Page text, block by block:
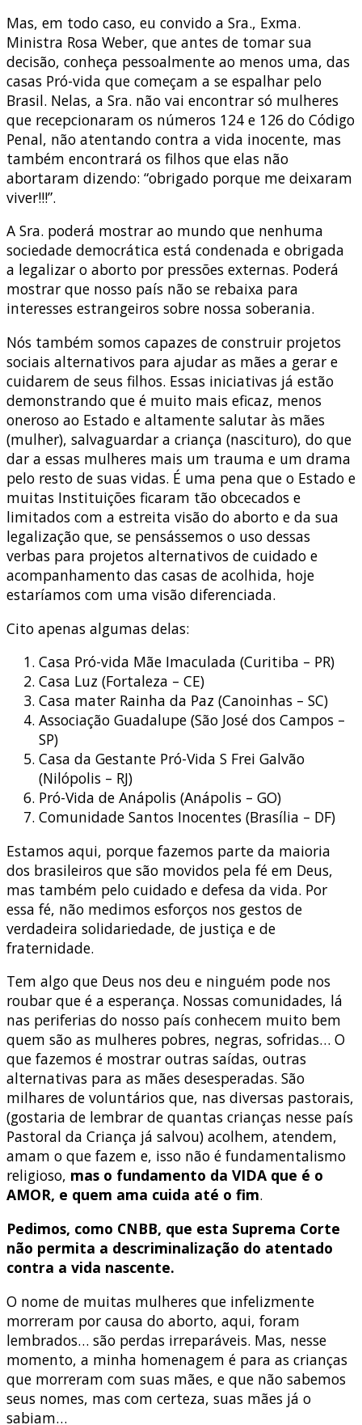
Mas, em todo caso, eu convido a Sra., Exma.
Ministra Rosa Weber, que antes de tomar sua
decisão, conheça pessoalmente ao menos uma, das
casas Pró-vida que começam a se espalhar pelo
Brasil. Nelas, a Sra. não vai encontrar só mulheres
que recepcionaram os números 124 e 126 do Código
Penal, não atentando contra a vida inocente, mas
também encontrará os filhos que elas não
abortaram dizendo: “obrigado porque me deixaram
viver!!!”.
A Sra. poderá mostrar ao mundo que nenhuma
sociedade democrática está condenada e obrigada
a legalizar o aborto por pressões externas. Poderá
mostrar que nosso país não se rebaixa para
interesses estrangeiros sobre nossa soberania.
Nós também somos capazes de construir projetos
sociais alternativos para ajudar as mães a gerar e
cuidarem de seus filhos. Essas iniciativas já estão
demonstrando que é muito mais eficaz, menos
oneroso ao Estado e altamente salutar às mães
(mulher), salvaguardar a criança (nascituro), do que
dar a essas mulheres mais um trauma e um drama
pelo resto de suas vidas. É uma pena que o Estado e
muitas Instituições ficaram tão obcecados e
limitados com a estreita visão do aborto e da sua
legalização que, se pensássemos o uso dessas
verbas para projetos alternativos de cuidado e
acompanhamento das casas de acolhida, hoje
estaríamos com uma visão diferenciada.
Cito apenas algumas delas:
Casa Pró-vida Mãe Imaculada (Curitiba – PR)
Casa Luz (Fortaleza – CE)
Casa mater Rainha da Paz (Canoinhas – SC)
Associação Guadalupe (São José dos Campos –
SP)
Casa da Gestante Pró-Vida S Frei Galvão
(Nilópolis – RJ)
Pró-Vida de Anápolis (Anápolis – GO)
Comunidade Santos Inocentes (Brasília – DF)
Estamos aqui, porque fazemos parte da maioria
dos brasileiros que são movidos pela fé em Deus,
mas também pelo cuidado e defesa da vida. Por
essa fé, não medimos esforços nos gestos de
verdadeira solidariedade, de justiça e de
fraternidade.
Tem algo que Deus nos deu e ninguém pode nos
roubar que é a esperança. Nossas comunidades, lá
nas periferias do nosso país conhecem muito bem
quem são as mulheres pobres, negras, sofridas… O
que fazemos é mostrar outras saídas, outras
alternativas para as mães desesperadas. São
milhares de voluntários que, nas diversas pastorais,
(gostaria de lembrar de quantas crianças nesse país
Pastoral da Criança já salvou) acolhem, atendem,
amam o que fazem e, isso não é fundamentalismo
religioso, mas o fundamento da VIDA que é o
AMOR, e quem ama cuida até o fim.
Pedimos, como CNBB, que esta Suprema Corte
não permita a descriminalização do atentado
contra a vida nascente.
O nome de muitas mulheres que infelizmente
morreram por causa do aborto, aqui, foram
lembrados… são perdas irreparáveis. Mas, nesse
momento, a minha homenagem é para as crianças
que morreram com suas mães, e que não sabemos
seus nomes, mas com certeza, suas mães já o
sabiam…